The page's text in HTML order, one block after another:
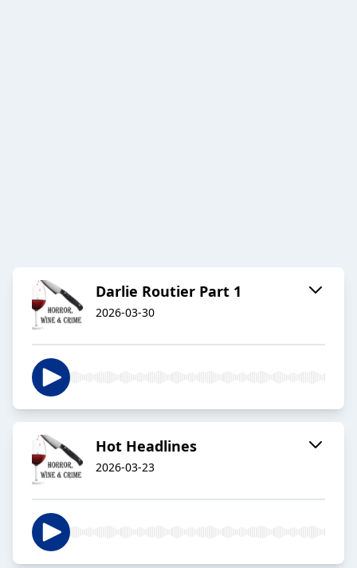
Darlie Routier Part 1
2026-03-30
Hot Headlines
2026-03-23